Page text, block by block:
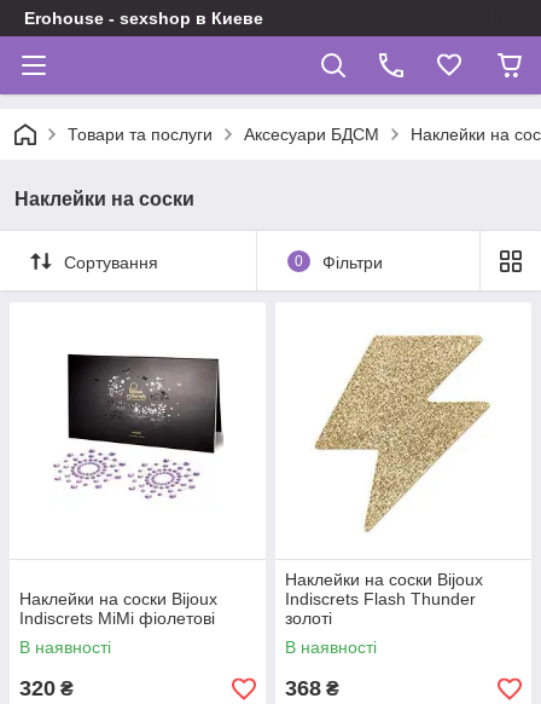
Erohouse - sexshop в Киеве
Товари та послуги Аксесуари БДСМ Наклейки на
Наклейки на соски
Сортування 0 Фільтри
Наклейки на соски Bijoux
Indiscrets MiMi фіолетові
В наявності
320 ₴
Наклейки на соски Bijoux
Indiscrets Flash Thunder
золоті
В наявності
368 ₴